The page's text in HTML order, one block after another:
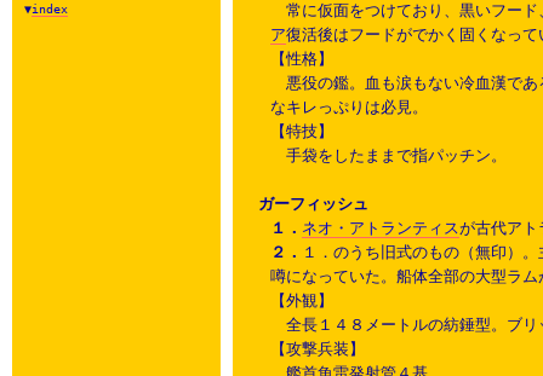
▼index
常に仮面をつけており、黒いフード
ア復活後はフードがでかく固くなって
【性格】
悪役の鑑。血も涙もない冷血漢で
なキレっぷりは必見。
【特技】
手袋をしたままで指パッチン。
ガーフィッシュ
１． ネオ・アトランティスが古代ア
２． １．のうち旧式のもの（無印）。
噂になっていた。船体全部の大型ラ
【外観】
全長１４８メートルの紡錘型。ブ
【攻撃兵装】